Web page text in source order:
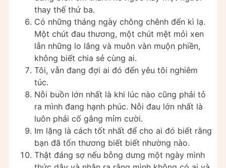
thay thế thứ ba.
Có những tháng ngày chông chênh đến kì lạ.
Một chút đau thương, một chút mệt mỏi xen
lẫn những lo lắng và muôn vàn muộn phiền,
không biết chia sẻ cùng ai.
Tôi, vẫn đang đợi ai đó đến yêu tôi nghiêm
túc.
Nỗi buồn lớn nhất là khi lúc nào cũng phải tỏ
ra mình đang hạnh phúc. Nỗi đau lớn nhất là
luôn phải cố gắng mỉm cười.
Im lặng là cách tốt nhất để cho ai đó biết rằng
bạn đã tổn thương biết biết nhường nào.
Thật đáng sợ nếu bỗng dưng một ngày mình